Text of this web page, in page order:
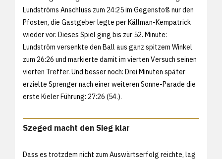
Lundströms Anschluss zum 24:25 im Gegenstoß nur den
Pfosten, die Gastgeber legte per Källman-Kempatrick
wieder vor. Dieses Spiel ging bis zur 52. Minute:
Lundström versenkte den Ball aus ganz spitzem Winkel
zum 26:26 und markierte damit im vierten Versuch seinen
vierten Treffer. Und besser noch: Drei Minuten später
erzielte Sprenger nach einer weiteren Sonne-Parade die
erste Kieler Führung: 27:26 (54.).
Szeged macht den Sieg klar
Dass es trotzdem nicht zum Auswärtserfolg reichte, lag